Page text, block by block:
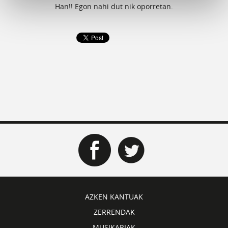
Han!! Egon nahi dut nik oporretan.
AZKEN KANTUAK
ZERRENDAK